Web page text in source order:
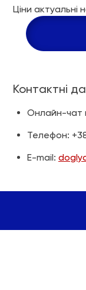
10 годин
11 годин
Ціни актуальні
Контактні
Онлайн-чат
Телефон:
E-mail: